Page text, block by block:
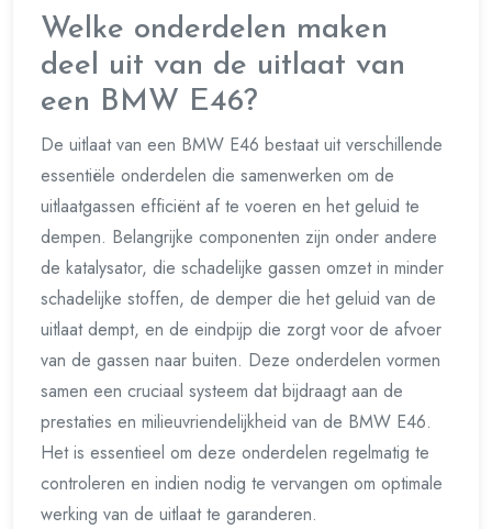
Welke onderdelen maken
deel uit van de uitlaat van
een BMW E46?
De uitlaat van een BMW E46 bestaat uit verschillende
essentiële onderdelen die samenwerken om de
uitlaatgassen efficiënt af te voeren en het geluid te
dempen. Belangrijke componenten zijn onder andere
de katalysator, die schadelijke gassen omzet in minder
schadelijke stoffen, de demper die het geluid van de
uitlaat dempt, en de eindpijp die zorgt voor de afvoer
van de gassen naar buiten. Deze onderdelen vormen
samen een cruciaal systeem dat bijdraagt aan de
prestaties en milieuvriendelijkheid van de BMW E46.
Het is essentieel om deze onderdelen regelmatig te
controleren en indien nodig te vervangen om optimale
werking van de uitlaat te garanderen.